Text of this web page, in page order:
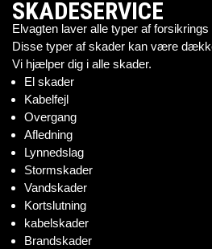
SKADESERVICE
Elvagten laver alle typer af
Disse typer af skader kan være
Vi hjælper dig i alle skader.
El skader
Kabelfejl
Overgang
Afledning
Lynnedslag
Stormskader
Vandskader
Kortslutning
kabelskader
Brandskader